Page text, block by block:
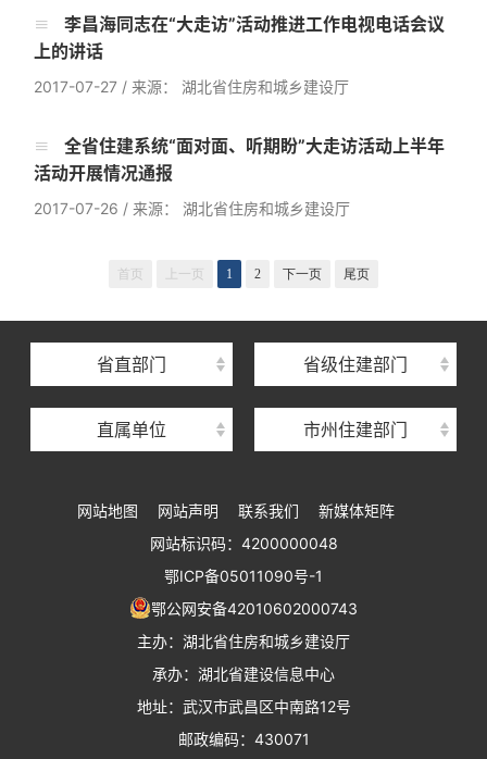
李昌海同志在“大走访”活动推进工作电视电话会议
上的讲话
2017-07-27 / 来源： 湖北省住房和城乡建设厅
全省住建系统“面对面、听期盼”大走访活动上半年
活动开展情况通报
2017-07-26 / 来源： 湖北省住房和城乡建设厅
首页 上一页 1 2 下一页 尾页
省直部门 省级住建部门
直属单位
湖北省住建厅机关后勤服务中心
湖北省住房保障中心
湖北省建设工程质量安全监督总站
湖北省建设工程标准定额管理总站
湖北省住建厅执业资格注册中心
湖北省城乡建设发展中心
湖北城市建设职业技术学院
市州住建部门
网站地图 网站声明 联系我们
新媒体矩阵
网站标识码：4200000048
鄂ICP备05011090号-1
鄂公网安备42010602000743
主办：湖北省住房和城乡建设厅
承办：湖北省建设信息中心
地址：武汉市武昌区中南路12号
邮政编码：430071